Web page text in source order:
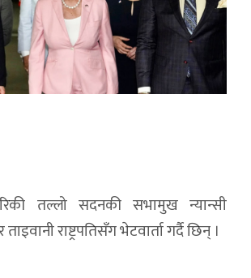
तल्लो सदनकी सभामुख न्यान्सी
राष्ट्रपतिसँग भेटवार्ता गर्दै छिन् ।